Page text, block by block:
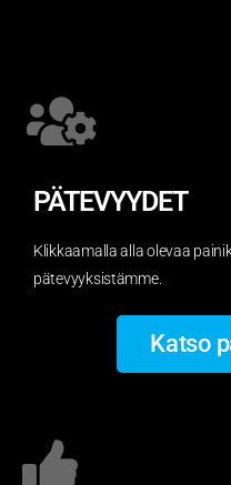
PÄTEVYYDET
Klikkaamalla alla olevaa
pätevyyksistämme.
Katso